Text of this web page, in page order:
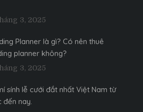
3, 2025
Planner là gì? Có nên thuê
planner không?
3, 2025
sính lễ cưới đắt nhất Việt Nam từ
nay.